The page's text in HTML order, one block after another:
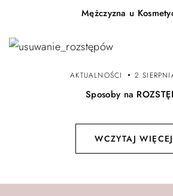
Mężczyzna u
AKTUALNOŚCI 2
Sposoby na
WCZYTAJ WIĘCEJ